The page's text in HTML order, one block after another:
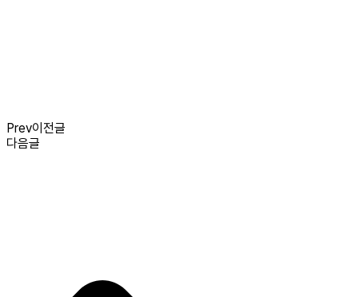
Prev이전글
다음글